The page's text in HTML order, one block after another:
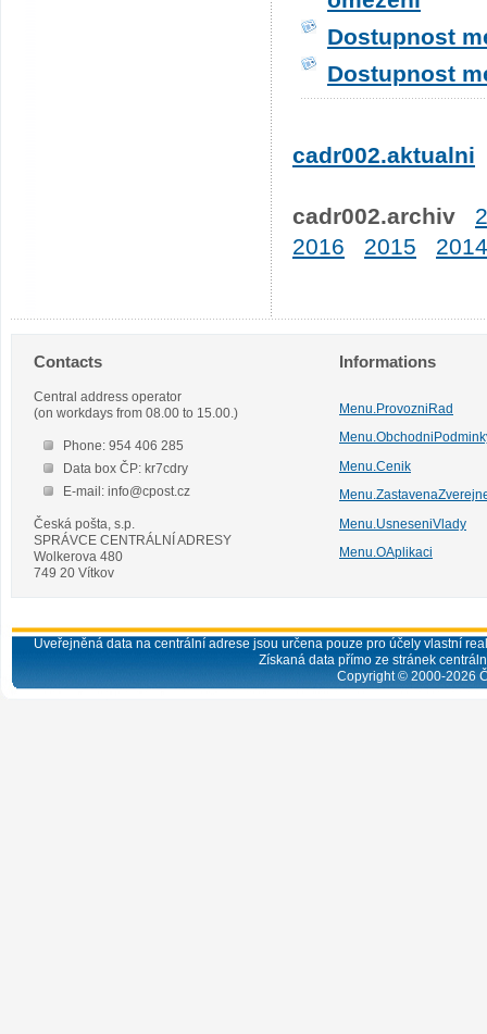
Dostupnost
Dostupnost
cadr002.aktualni
cadr002.archiv
2016
2015 2014
Contacts
Central address operator
(on workdays from 08.00 to 15.00.)
Phone: 954 406 285
Data box ČP: kr7cdry
E-mail: info@cpost.cz
Česká pošta, s.p.
SPRÁVCE CENTRÁLNÍ ADRESY
Wolkerova 480
749 20 Vítkov
Informations
Menu.ProvozniRad
Menu.Cenik
Menu.UsneseniVlady
Menu.OAplikaci
Uveřejněná data na centrální adrese jsou určena pouze pro účely vlastní
Získaná data přímo ze stránek
Copyright © 2000-2026